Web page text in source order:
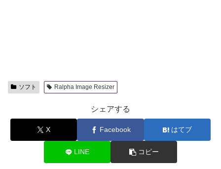
ソフト Ralpha Image Resizer
シェアする
X Facebook はてブ
LINE コピー